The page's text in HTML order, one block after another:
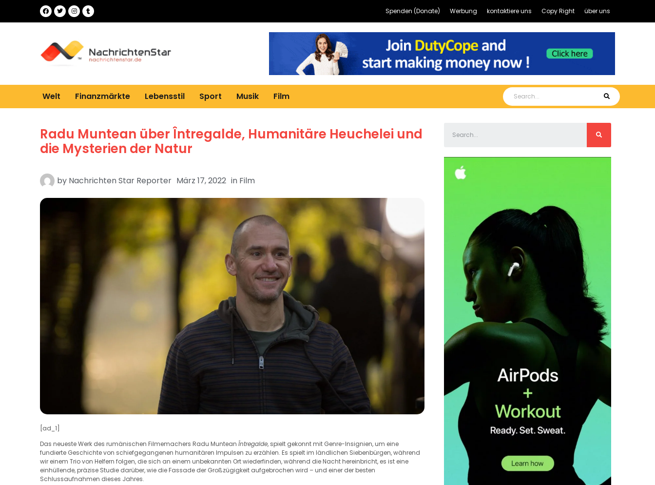
Spenden (Donate) Werbung kontaktiere uns Copy Right über uns
Welt Finanzmärkte Lebensstil Sport Musik Film
Radu Muntean über Întregalde, Humanitäre Heuchelei und
die Mysterien der Natur
by Nachrichten Star Reporter März 17, 2022 in Film
[ad_1]
Das neueste Werk des rumänischen Filmemachers Radu Muntean Întregalde, spielt gekonnt mit Genre-Insignien, um eine
fundierte Geschichte von schiefgegangenen humanitären Impulsen zu erzählen. Es spielt im ländlichen Siebenbürgen, während
wir einem Trio von Helfern folgen, die sich an einem unbekannten Ort wiederfinden, während die Nacht hereinbricht, es ist eine
einhüllende, präzise Studie darüber, wie die Fassade der Großzügigkeit aufgebrochen wird – und einer der besten
Schlussaufnahmen dieses Jahres.